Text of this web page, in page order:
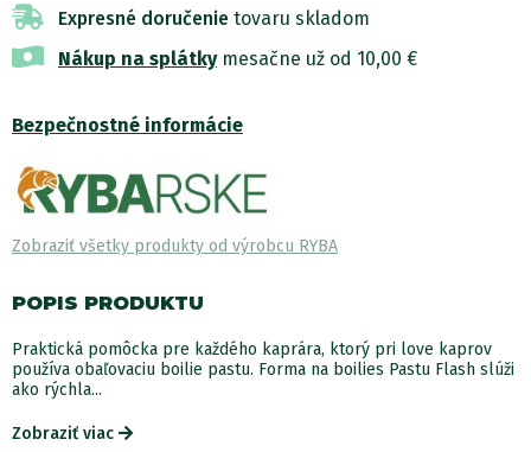
Expresné doručenie tovaru skladom
Nákup na splátkymesačne už od 10,00 €
Bezpečnostné informácie
Zobraziť všetky produkty od výrobcu RYBA
POPIS PRODUKTU
Praktická pomôcka pre každého kaprára, ktorý pri love kaprov
používa obaľovaciu boilie pastu. Forma na boilies Pastu Flash slúži
ako rýchla...
Zobraziť viac